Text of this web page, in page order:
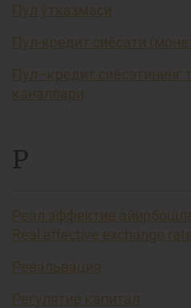
Пул ўтказмаси
Пул-кредит сиёсати
Пул–кредит сиёсатининг
каналлари
Р
Реал эффектив
Real effective exchange
Ревальвация
Регулятив капитал